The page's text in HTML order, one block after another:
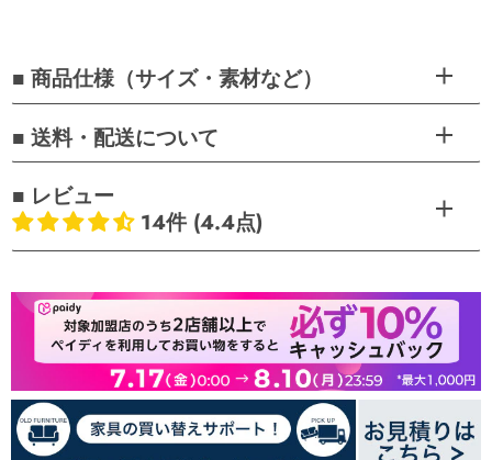
■ 商品仕様（サイズ・素材など）
■ 送料・配送について
■ レビュー
14件 (4.4点)
お客様のレビュー
5つ星中4.43つ星
レビュー数 14 件
11
1